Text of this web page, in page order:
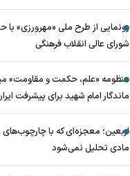
رونمایی از طرح ملی «مهرورزی» با
شورای عالی انقلاب فرهنگی
منظومه «علم، حکمت و مقاومت»
ماندگار امام شهید برای پیشرفت
اربعین؛ معجزه‌ای که با چارچوب‌های
مادی تحلیل نمی‌شود